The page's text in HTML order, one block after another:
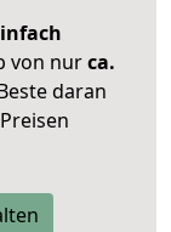
von nurca.
daran